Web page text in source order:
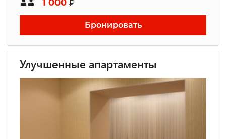
1 000 ₽
Бронировать
Улучшенные апартаменты